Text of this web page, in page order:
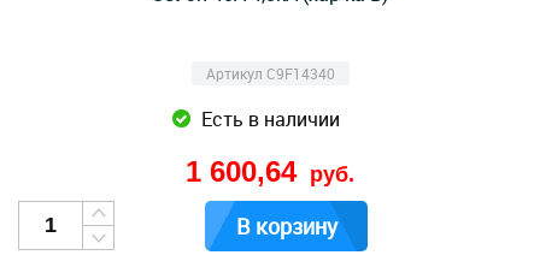
Артикул C9F14340
Есть в наличии
1 600,64 руб.
В корзину